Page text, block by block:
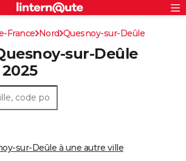
ville
Rechercher
S'inscrire
Connexion
France Nord Quesnoy-sur-Deûle
sur-Deûle
sur-Deûle à une autre ville